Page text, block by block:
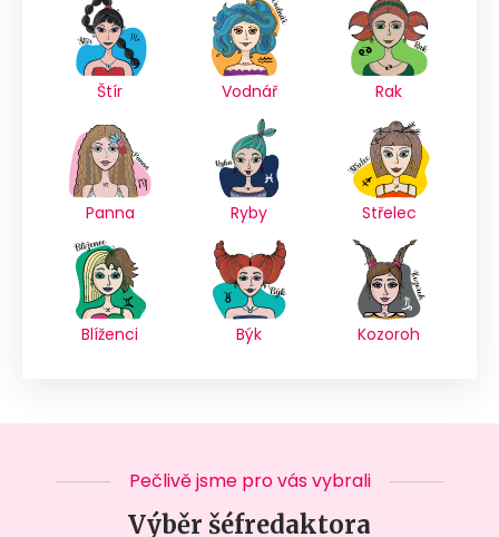
Štír Vodnář Rak
Panna Ryby Střelec
Blíženci Býk Kozoroh
Pečlivě jsme pro vás vybrali
Výběr šéfredaktora